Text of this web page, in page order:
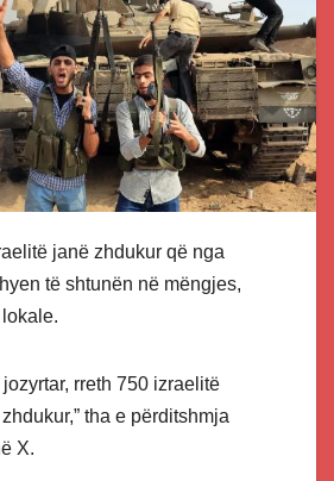
janë zhdukur që nga
të shtunën në mëngjes,
rreth 750 izraelitë
tha e përditshmja
X.